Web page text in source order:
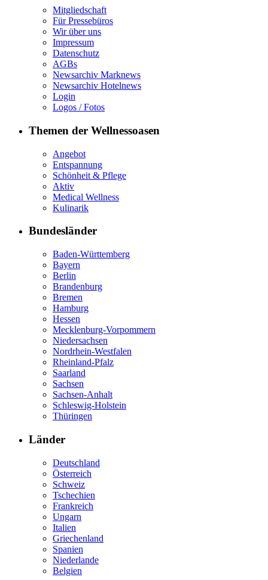
Mitgliedschaft
Für Pressebüros
Wir über uns
Impressum
Datenschutz
AGBs
Newsarchiv Marknews
Newsarchiv Hotelnews
Login
Logos / Fotos
Themen der Wellnessoasen
Angebot
Entspannung
Schönheit & Pflege
Aktiv
Medical Wellness
Kulinarik
Bundesländer
Baden-Württemberg
Bayern
Berlin
Brandenburg
Bremen
Hamburg
Hessen
Mecklenburg-Vorpommern
Niedersachsen
Nordrhein-Westfalen
Rheinland-Pfalz
Saarland
Sachsen
Sachsen-Anhalt
Schleswig-Holstein
Thüringen
Länder
Deutschland
Österreich
Schweiz
Tschechien
Frankreich
Ungarn
Italien
Griechenland
Spanien
Niederlande
Belgien